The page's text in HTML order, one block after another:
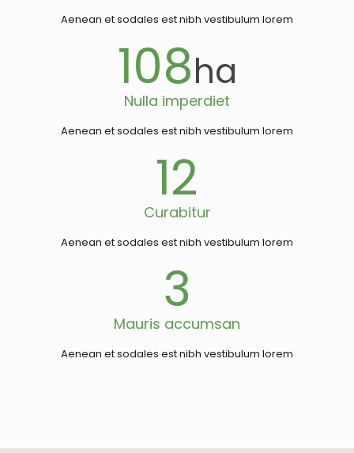
Aenean et sodales est nibh vestibulum lorem
108ha
Nulla imperdiet
Aenean et sodales est nibh vestibulum lorem
12
Curabitur
Aenean et sodales est nibh vestibulum lorem
3
Mauris accumsan
Aenean et sodales est nibh vestibulum lorem